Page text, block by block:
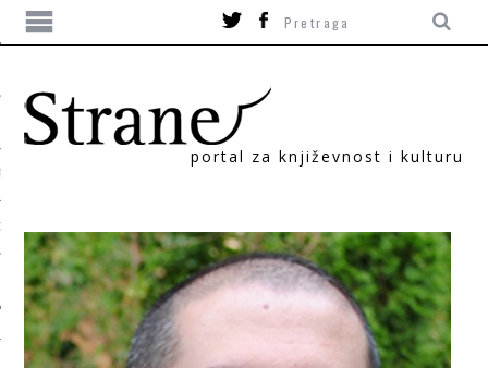
portal za književnost i kulturu